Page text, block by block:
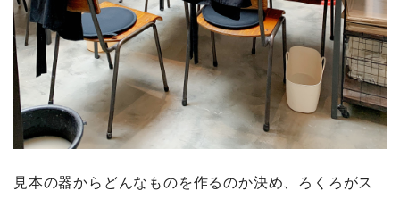
見本の器からどんなものを作るのか決め、ろくろがス